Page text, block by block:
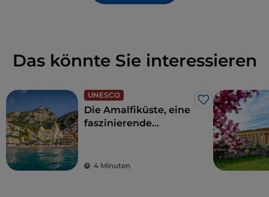
Das könnte Sie interessieren
UNESCO
Like
Die Amalfiküste, eine
faszinierende
4 Minuten